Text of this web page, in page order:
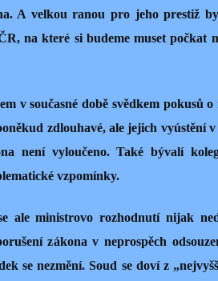
A velkou ranou pro jeho prestiž
na které si budeme muset počkat
v současné době svědkem pokusů
zdlouhavé, ale jejich vyústění
není vyloučeno. Také bývalí
vzpomínky.
ale ministrovo rozhodnutí nijak
zákona v neprospěch
se nezmění. Soud se doví z